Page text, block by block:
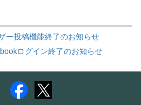
ー投稿機能終了のお知らせ
ログイン終了のお知らせ